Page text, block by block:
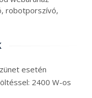
robotporszívó,
esetén
2400 W-os